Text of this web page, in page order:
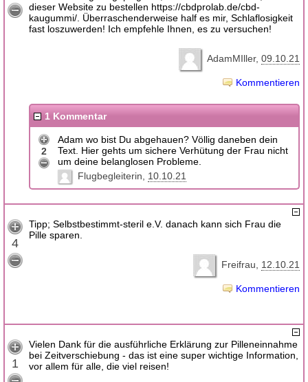
dieser Website zu bestellen https://cbdprolab.de/cbd-
kaugummi/. Überraschenderweise half es mir, Schlaflosigkeit
fast loszuwerden! Ich empfehle Ihnen, es zu versuchen!
AdamMIller 09.10.21
Kommentieren
1 Kommentar
2
Adam wo bist Du abgehauen? Völlig daneben dein
Text. Hier gehts um sichere Verhütung der Frau nicht
um deine belanglosen Probleme.
Flugbegleiterin
10.10.21
4
Tipp; Selbstbestimmt-steril e.V. danach kann sich Frau die
Pille sparen.
Freifrau 12.10.21
Kommentieren
1
Vielen Dank für die ausführliche Erklärung zur Pilleneinnahme
bei Zeitverschiebung - das ist eine super wichtige Information,
vor allem für alle, die viel reisen!